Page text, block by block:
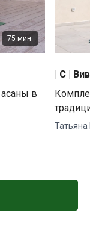
75 мин.
в
| C |